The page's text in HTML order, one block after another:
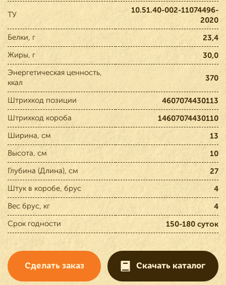
ТУ
10.51.40-002-11074496-
2020
Белки, г 23,4
Жиры, г 30,0
Энергетическая ценность,
ккал
370
Штрихкод позиции 4607074430113
Штрихкод короба 14607074430110
Ширина, см 13
Высота, см 10
Глубина (Длина), см 27
Штук в коробе, брус 4
Вес брус, кг 4
Срок годности 150-180 суток
Сделать заказ Скачать каталог